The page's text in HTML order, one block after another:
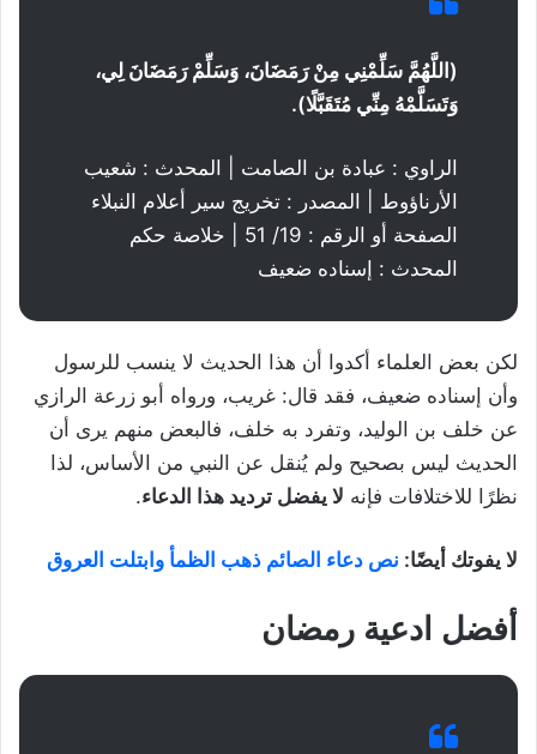
(اللَّهُمَّ سَلِّمْنِي مِنْ رَمَضَانَ، وَسَلِّمْ رَمَضَانَ لِي،
وَتَسَلَّمْهُ مِنِّي مُتَقَبَّلًا).
الراوي : عبادة بن الصامت | المحدث : شعيب
الأرناؤوط | المصدر : تخريج سير أعلام النبلاء
الصفحة أو الرقم : 19/ 51 | خلاصة حكم
المحدث : إسناده ضعيف
لكن بعض العلماء أكدوا أن هذا الحديث لا ينسب للرسول
وأن إسناده ضعيف، فقد قال: غريب، ورواه أبو زرعة الرازي
عن خلف بن الوليد، وتفرد به خلف، فالبعض منهم يرى أن
الحديث ليس بصحيح ولم يُنقل عن النبي من الأساس، لذا
نظرًا للاختلافات فإنه لا يفضل ترديد هذا الدعاء.
لا يفوتك أيضًا: نص دعاء الصائم ذهب الظمأ وابتلت العروق
أفضل ادعية رمضان